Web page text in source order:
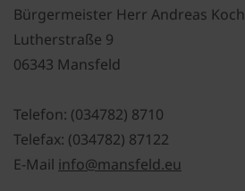
Bürgermeister Herr Andreas Koch
Lutherstraße 9
06343 Mansfeld
Telefon: (034782) 8710
Telefax: (034782) 87122
E-Mail info@mansfeld.eu